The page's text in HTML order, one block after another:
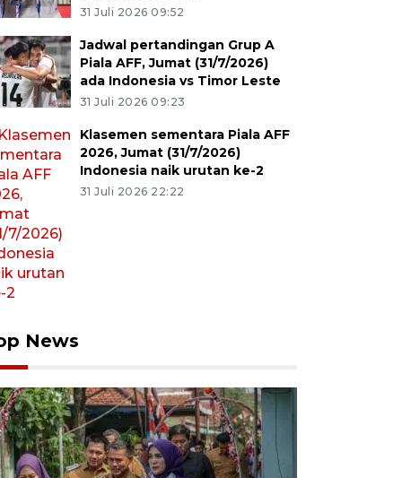
31 Juli 2026 09:52
Jadwal pertandingan Grup A
Piala AFF, Jumat (31/7/2026)
ada Indonesia vs Timor Leste
31 Juli 2026 09:23
Klasemen sementara Piala AFF
2026, Jumat (31/7/2026)
Indonesia naik urutan ke-2
31 Juli 2026 22:22
News